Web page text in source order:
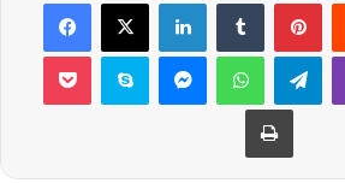
Pocket Skype MessengerWhatsApp
Yazdır